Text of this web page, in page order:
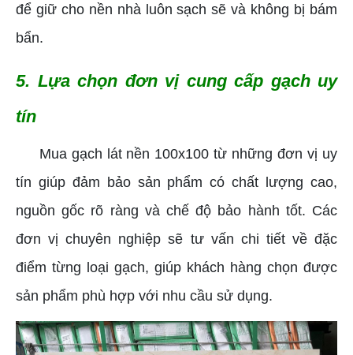
để giữ cho nền nhà luôn sạch sẽ và không bị bám
bẩn.
5. Lựa chọn đơn vị cung cấp gạch uy
tín
Mua gạch lát nền 100x100 từ những đơn vị uy
tín giúp đảm bảo sản phẩm có chất lượng cao,
nguồn gốc rõ ràng và chế độ bảo hành tốt. Các
đơn vị chuyên nghiệp sẽ tư vấn chi tiết về đặc
điểm từng loại gạch, giúp khách hàng chọn được
sản phẩm phù hợp với nhu cầu sử dụng.